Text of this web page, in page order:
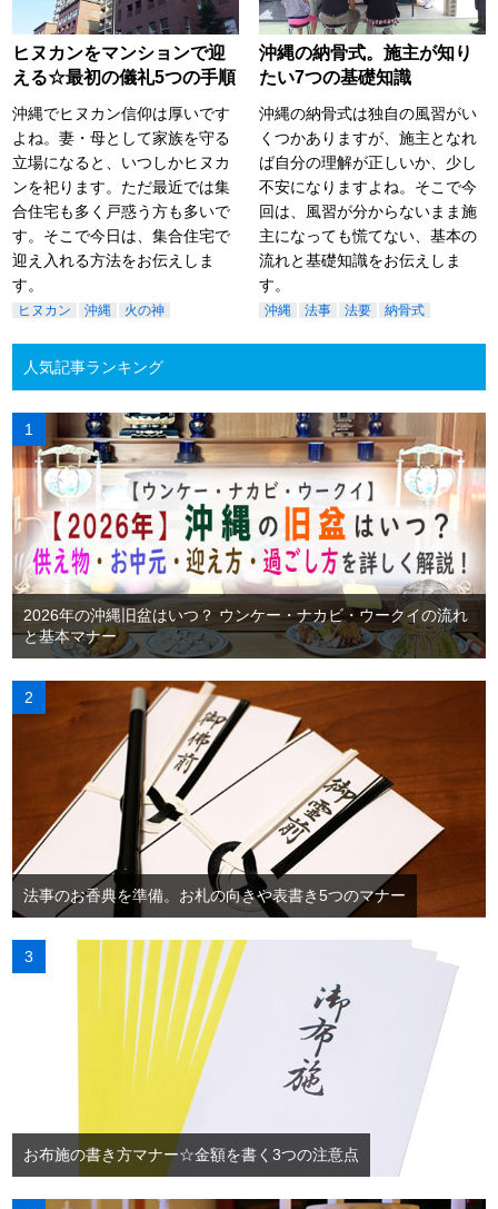
ヒヌカンをマンションで迎
える☆最初の儀礼5つの手順
沖縄でヒヌカン信仰は厚いです
よね。妻・母として家族を守る
立場になると、いつしかヒヌカ
ンを祀ります。ただ最近では集
合住宅も多く戸惑う方も多いで
す。そこで今日は、集合住宅で
迎え入れる方法をお伝えしま
す。
ヒヌカン 沖縄 火の神
沖縄の納骨式。施主が知り
たい7つの基礎知識
沖縄の納骨式は独自の風習がい
くつかありますが、施主となれ
ば自分の理解が正しいか、少し
不安になりますよね。そこで今
回は、風習が分からないまま施
主になっても慌てない、基本の
流れと基礎知識をお伝えしま
す。
沖縄 法事 法要 納骨式
人気記事ランキング
2026年の沖縄旧盆はいつ？ ウンケー・ナカビ・ウークイの流れ
と基本マナー
法事のお香典を準備。お札の向きや表書き5つのマナー
お布施の書き方マナー☆金額を書く3つの注意点